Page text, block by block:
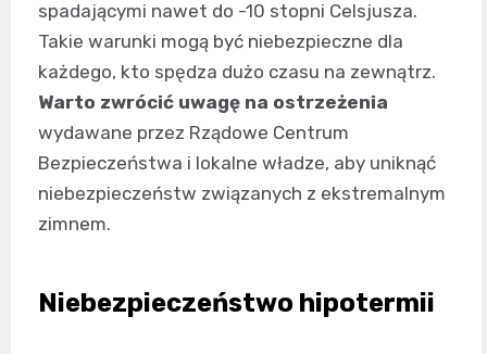
spadającymi nawet do -10 stopni Celsjusza.
Takie warunki mogą być niebezpieczne dla
każdego, kto spędza dużo czasu na zewnątrz.
Warto zwrócić uwagę na ostrzeżenia
wydawane przez Rządowe Centrum
Bezpieczeństwa i lokalne władze, aby uniknąć
niebezpieczeństw związanych z ekstremalnym
zimnem.
Niebezpieczeństwo hipotermii